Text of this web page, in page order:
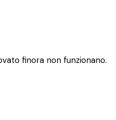
finora non funzionano.